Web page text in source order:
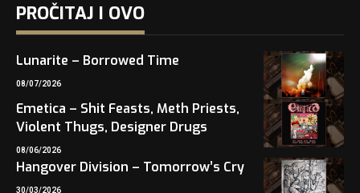
PROČITAJ I OVO
Lunarite – Borrowed Time
08/07/2026
Emetica – Shit Feasts, Meth Priests,
Violent Thugs, Designer Drugs
08/06/2026
Hangover Division – Tomorrow’s Cry
30/03/2026